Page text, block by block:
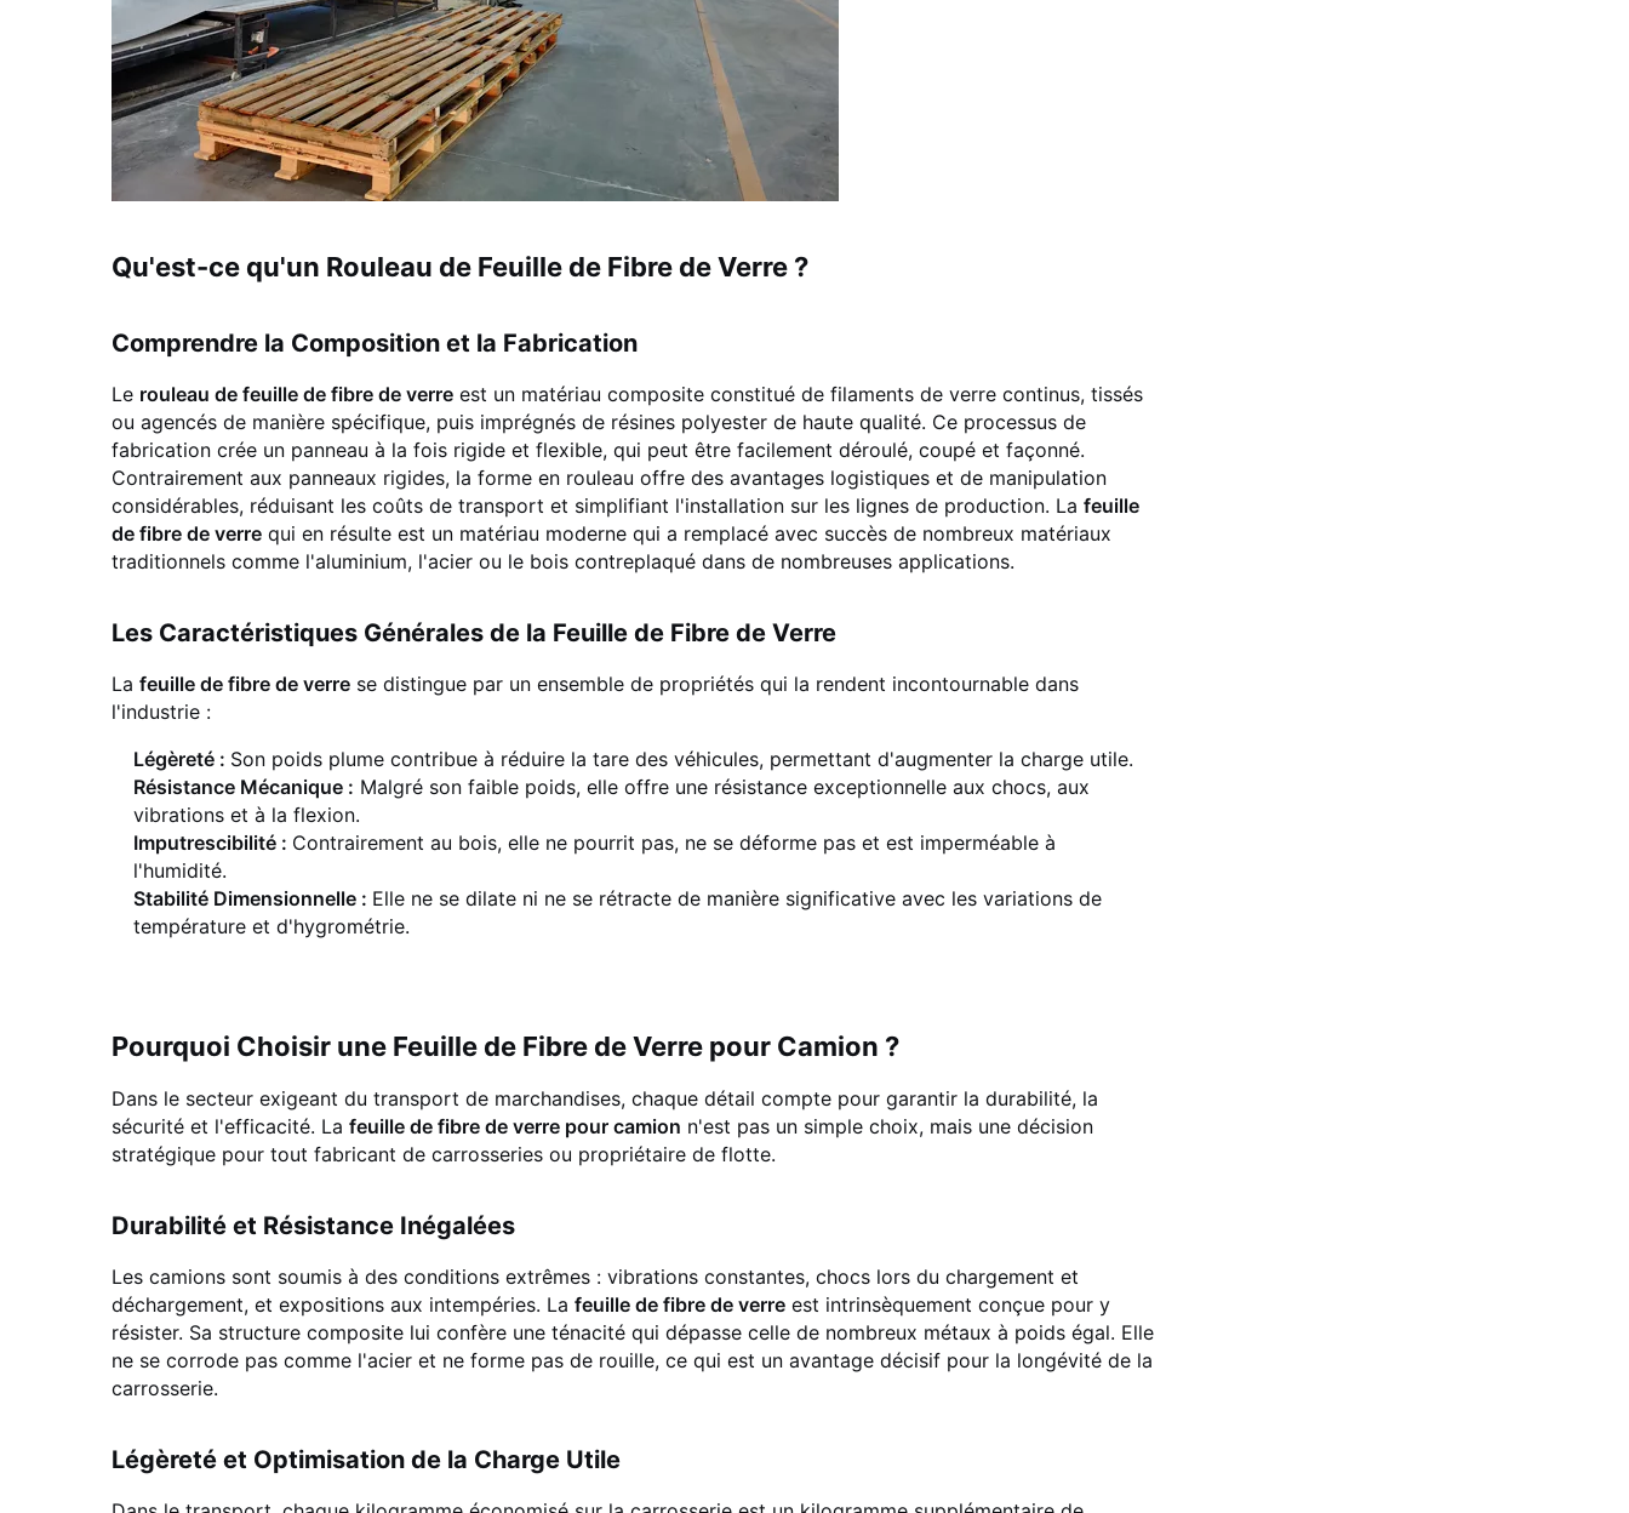
Qu'est-ce qu'un Rouleau de Feuille de Fibre de Verre ?
Comprendre la Composition et la Fabrication
Le rouleau de feuille de fibre de verre est un matériau composite constitué de filaments de verre continus, tissés
ou agencés de manière spécifique, puis imprégnés de résines polyester de haute qualité. Ce processus de
fabrication crée un panneau à la fois rigide et flexible, qui peut être facilement déroulé, coupé et façonné.
Contrairement aux panneaux rigides, la forme en rouleau offre des avantages logistiques et de manipulation
considérables, réduisant les coûts de transport et simplifiant l'installation sur les lignes de production. La feuille
de fibre de verre qui en résulte est un matériau moderne qui a remplacé avec succès de nombreux matériaux
traditionnels comme l'aluminium, l'acier ou le bois contreplaqué dans de nombreuses applications.
Les Caractéristiques Générales de la Feuille de Fibre de Verre
La feuille de fibre de verre se distingue par un ensemble de propriétés qui la rendent incontournable dans
l'industrie :
Légèreté : Son poids plume contribue à réduire la tare des véhicules, permettant d'augmenter la charge utile.
Résistance Mécanique : Malgré son faible poids, elle offre une résistance exceptionnelle aux chocs, aux
vibrations et à la flexion.
Imputrescibilité : Contrairement au bois, elle ne pourrit pas, ne se déforme pas et est imperméable à
l'humidité.
Stabilité Dimensionnelle : Elle ne se dilate ni ne se rétracte de manière significative avec les variations de
température et d'hygrométrie.
Pourquoi Choisir une Feuille de Fibre de Verre pour Camion ?
Dans le secteur exigeant du transport de marchandises, chaque détail compte pour garantir la durabilité, la
sécurité et l'efficacité. La feuille de fibre de verre pour camion n'est pas un simple choix, mais une décision
stratégique pour tout fabricant de carrosseries ou propriétaire de flotte.
Durabilité et Résistance Inégalées
Les camions sont soumis à des conditions extrêmes : vibrations constantes, chocs lors du chargement et
déchargement, et expositions aux intempéries. La feuille de fibre de verre est intrinsèquement conçue pour y
résister. Sa structure composite lui confère une ténacité qui dépasse celle de nombreux métaux à poids égal. Elle
ne se corrode pas comme l'acier et ne forme pas de rouille, ce qui est un avantage décisif pour la longévité de la
carrosserie.
Légèreté et Optimisation de la Charge Utile